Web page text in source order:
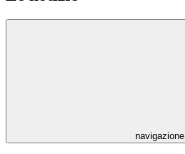
navigazione